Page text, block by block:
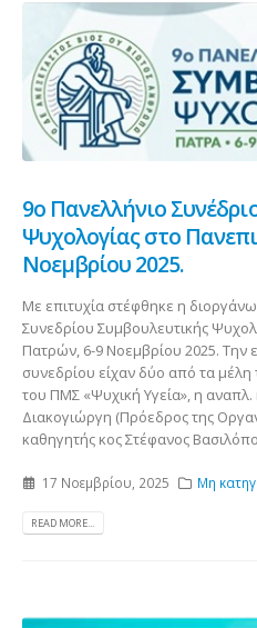
9ο Πανελλήνιο
Ψυχολογίας στο
Νοεμβρίου 2025.
Με επιτυχία στέφθηκε η
Συνεδρίου Συμβουλευτικής
Πατρών, 6-9 Νοεμβρίου 2025. Την
συνεδρίου είχαν δύο από τα μέλη
του ΠΜΣ «Ψυχική Υγεία», η
Διακογιώργη (Πρόεδρος της
καθηγητής κος Στέφανος
17 Νοεμβρίου, 2025 Μη
READ MORE...